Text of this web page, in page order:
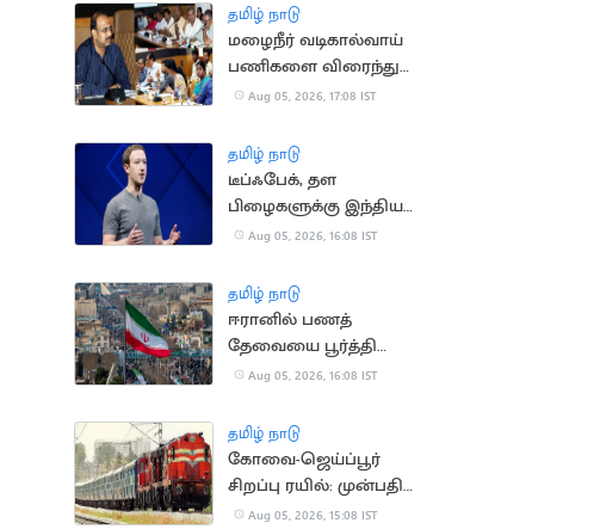
தமிழ் நாடு
மழைநீர் வடிகால்வாய்
பணிகளை விரைந்து
முடிக்க உத்தரவு
Aug 05, 2026, 17:08 IST
தமிழ் நாடு
டீப்ஃபேக், தள
பிழைகளுக்கு இந்திய
அரசிடம் மன்னிப்பு
Aug 05, 2026, 16:08 IST
தமிழ் நாடு
ஈரானில் பணத்
தேவையை பூர்த்தி
செய்ய திண்டாடும்
Aug 05, 2026, 16:08 IST
தமிழ் நாடு
கோவை-ஜெய்ப்பூர்
சிறப்பு ரயில்: முன்பதிவு
நாளை தொடக்கம்
Aug 05, 2026, 15:08 IST